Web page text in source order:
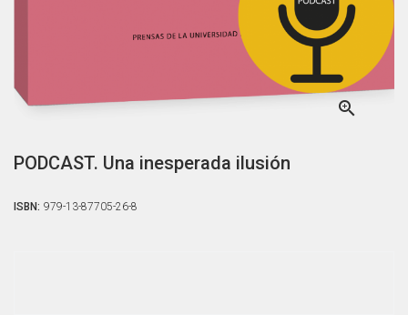

PODCAST. Una inesperada ilusión
ISBN: 979-13-87705-26-8